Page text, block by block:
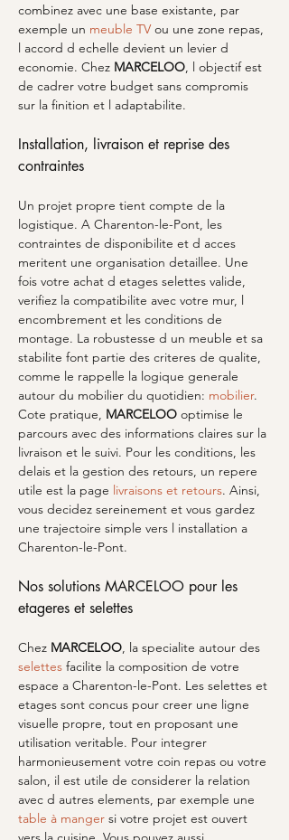
combinez avec une base existante, par
exemple un meuble TV ou une zone repas,
l accord d echelle devient un levier d
economie. Chez MARCELOO, l objectif est
de cadrer votre budget sans compromis
sur la finition et l adaptabilite.
Installation, livraison et reprise des
contraintes
Un projet propre tient compte de la
logistique. A Charenton-le-Pont, les
contraintes de disponibilite et d acces
meritent une organisation detaillee. Une
fois votre achat d etages selettes valide,
verifiez la compatibilite avec votre mur, l
encombrement et les conditions de
montage. La robustesse d un meuble et sa
stabilite font partie des criteres de qualite,
comme le rappelle la logique generale
autour du mobilier du quotidien: mobilier.
Cote pratique, MARCELOO optimise le
parcours avec des informations claires sur la
livraison et le suivi. Pour les conditions, les
delais et la gestion des retours, un repere
utile est la page livraisons et retours. Ainsi,
vous decidez sereinement et vous gardez
une trajectoire simple vers l installation a
Charenton-le-Pont.
Nos solutions MARCELOO pour les
etageres et selettes
Chez MARCELOO, la specialite autour des
selettes facilite la composition de votre
espace a Charenton-le-Pont. Les selettes et
etages sont concus pour creer une ligne
visuelle propre, tout en proposant une
utilisation veritable. Pour integrer
harmonieusement votre coin repas ou votre
salon, il est utile de considerer la relation
avec d autres elements, par exemple une
table à manger si votre projet est ouvert